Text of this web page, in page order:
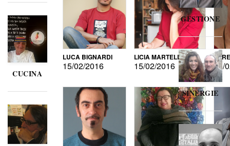
CUCINA
LUCA BIGNARDI
15/02/2016
LICIA MARTELLI
15/02/2016 15/
GESTIONE
SINERGIE